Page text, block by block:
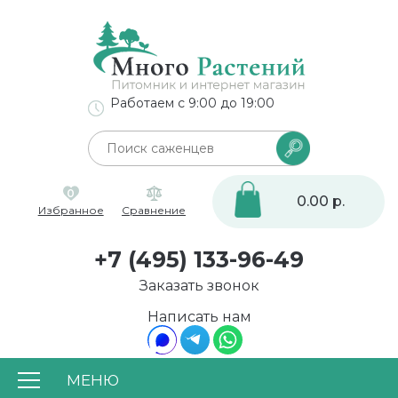
МЕНЮ
Написать нам
Работаем с 9:00 до 19:00
0
Избранное
Сравнение
0.00 р.
+7 (495) 133-96-49
Заказать звонок